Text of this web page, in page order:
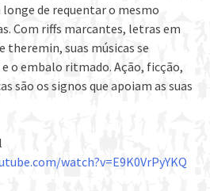
de requentar o mesmo
Com riffs marcantes, letras em
theremin, suas músicas se
o embalo ritmado. Ação, ficção,
são os signos que apoiam as suas
watch?v=E9K0VrPyYKQ